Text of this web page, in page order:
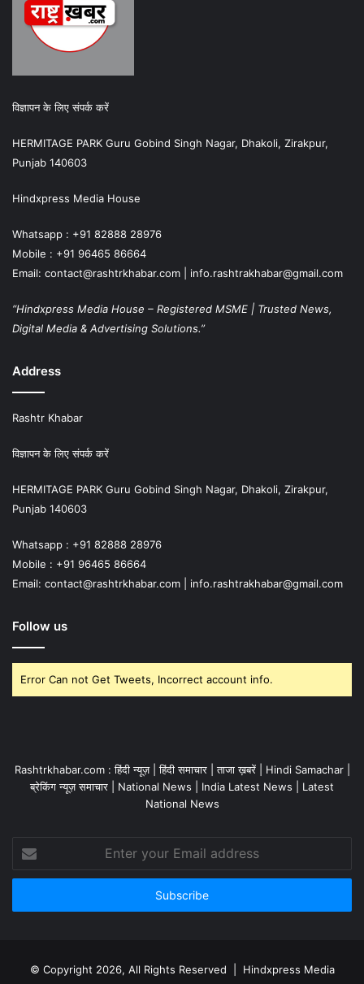
विज्ञापन के लिए संपर्क करें
HERMITAGE PARK Guru Gobind Singh Nagar, Dhakoli, Zirakpur,
Punjab 140603
Hindxpress Media House
Whatsapp : +91 82888 28976
Mobile : +91 96465 86664
Email: contact@rashtrkhabar.com | info.rashtrakhabar@gmail.com
“Hindxpress Media House – Registered MSME | Trusted News,
Digital Media & Advertising Solutions.”
Address
Rashtr Khabar
विज्ञापन के लिए संपर्क करें
HERMITAGE PARK Guru Gobind Singh Nagar, Dhakoli, Zirakpur,
Punjab 140603
Whatsapp : +91 82888 28976
Mobile : +91 96465 86664
Email: contact@rashtrkhabar.com | info.rashtrakhabar@gmail.com
Follow us
Error Can not Get Tweets, Incorrect account info.
Rashtrkhabar.com : हिंदी न्यूज़ | हिंदी समाचार | ताजा ख़बरें | Hindi Samachar |
ब्रेकिंग न्यूज़ समाचार | National News | India Latest News | Latest
National News
Enter
your
Email
© Copyright 2026, All Rights Reserved | Hindxpress Media